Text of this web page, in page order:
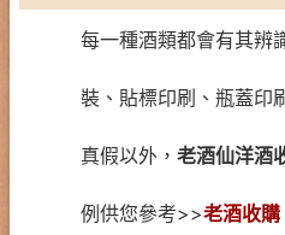
每一種酒類都會有其辨
裝、貼標印刷、瓶蓋印
真假以外， 老酒仙洋酒
例供您參考>>老酒收